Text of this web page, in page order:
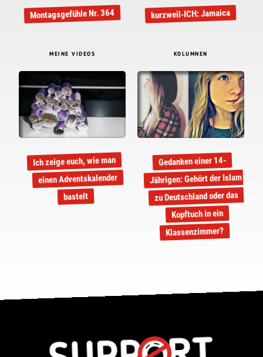
Montagsgefühle Nr. 364 kurzweil-ICH: Jamaica
MEINE VIDEOS
Ich zeige euch, wie man
einen Adventskalender
bastelt
KOLUMNEN
Gedanken einer 14-
Jährigen: Gehört der Islam
zu Deutschland oder das
Kopftuch in ein
Klassenzimmer?